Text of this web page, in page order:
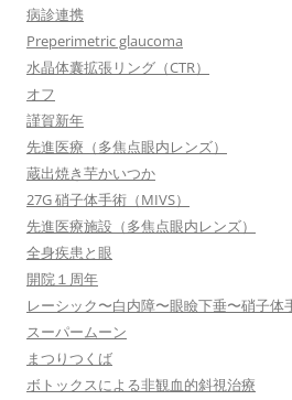
病診連携
Preperimetric glaucoma
水晶体囊拡張リング（CTR）
オフ
謹賀新年
先進医療（多焦点眼内レンズ）
蔵出焼き芋かいつか
27G 硝子体手術（MIVS）
先進医療施設（多焦点眼内レンズ）
全身疾患と眼
開院１周年
レーシック〜白内障〜眼瞼下垂〜硝子体
スーパームーン
まつりつくば
ボトックスによる非観血的斜視治療